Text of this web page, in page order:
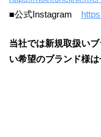
■公式Instagram
当社では新規取扱い
い希望のブランド様は